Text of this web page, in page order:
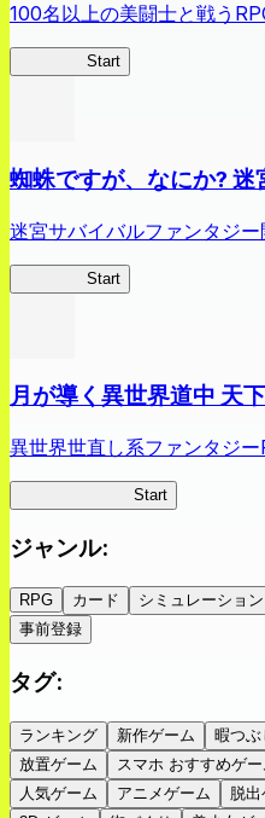
100名以上の美闘士と戦う
Start
蜘蛛ですが、なにか? 迷
迷宮サバイバルファンタジー
Start
月が導く異世界道中 天
異世界世直し系ファンタジー
Start
ジャンル:
RPG カード シミュレーション
事前登録
タグ:
ランキング 新作ゲーム 暇つぶ
放置ゲーム
スマホ おすすめゲー
人気ゲーム
アニメゲーム 脱